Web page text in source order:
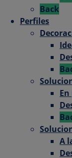
Back
Perfiles
A